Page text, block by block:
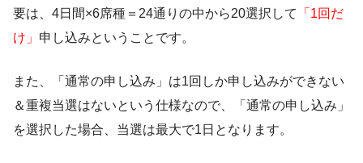
要は、4日間×6席種＝24通りの中から20選択して
「1回だ
け」 申し込みということです。
また、「通常の申し込み」は1回しか申し込みができない
＆重複当選はないという仕様なので、「通常の申し込み」
を選択した場合、当選は最大で1日となります。